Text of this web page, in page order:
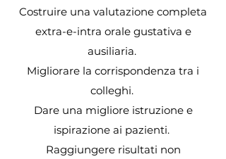
Costruire una valutazione completa
extra-e-intra orale gustativa e
ausiliaria.
Migliorare la corrispondenza tra i
colleghi.
Dare una migliore istruzione e
ispirazione ai pazienti.
Raggiungere risultati non